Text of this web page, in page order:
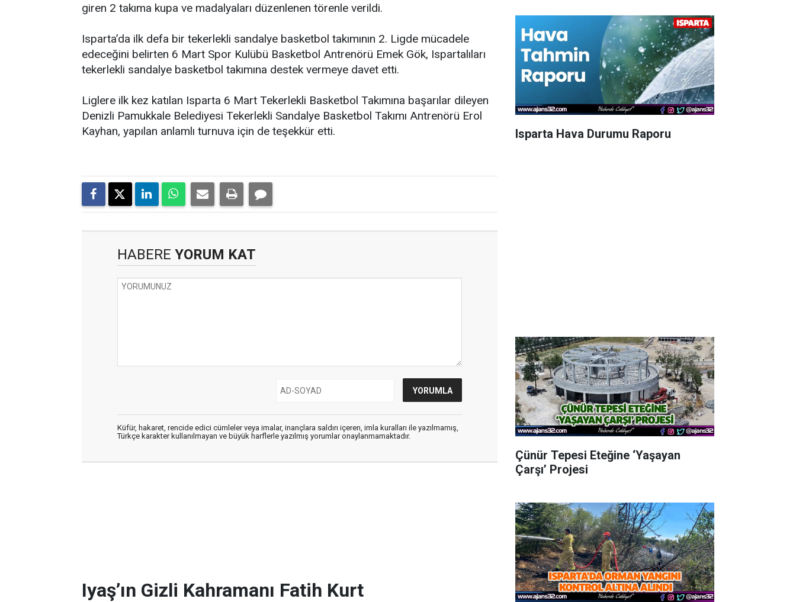
giren 2 takıma kupa ve madalyaları düzenlenen törenle verildi.
Isparta’da ilk defa bir tekerlekli sandalye basketbol takımının 2. Ligde mücadele
edeceğini belirten 6 Mart Spor Kulübü Basketbol Antrenörü Emek Gök, Ispartalıları
tekerlekli sandalye basketbol takımına destek vermeye davet etti.
Liglere ilk kez katılan Isparta 6 Mart Tekerlekli Basketbol Takımına başarılar dileyen
Denizli Pamukkale Belediyesi Tekerlekli Sandalye Basketbol Takımı Antrenörü Erol
Kayhan, yapılan anlamlı turnuva için de teşekkür etti.
HABERE YORUM KAT
Küfür, hakaret, rencide edici cümleler veya imalar, inançlara saldırı içeren, imla kuralları ile yazılmamış,
Türkçe karakter kullanılmayan ve büyük harflerle yazılmış yorumlar onaylanmamaktadır.
Iyaş’ın Gizli Kahramanı Fatih Kurt
Isparta Hava Durumu Raporu
Çünür Tepesi Eteğine ‘Yaşayan
Çarşı’ Projesi